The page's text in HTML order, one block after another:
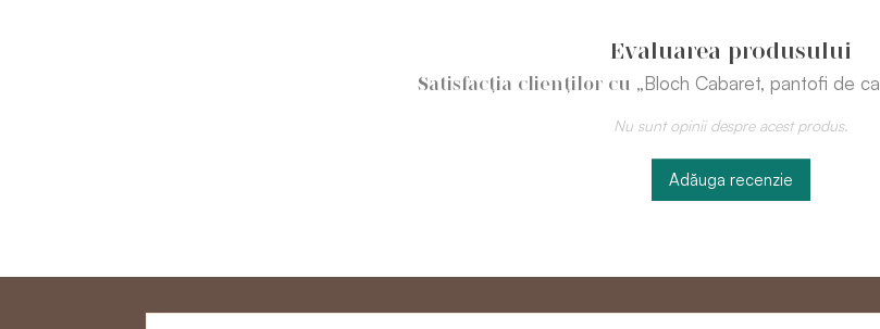
Evaluarea produsului
Satisfacția clienților cu „Bloch Cabaret, pantofi de
Nu sunt opinii despre acest produs.
Adăuga recenzie